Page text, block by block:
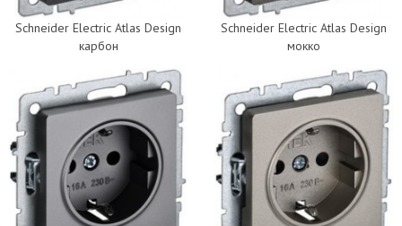
Schneider Electric Atlas Design
карбон
Schneider Electric Atlas Design
мокко